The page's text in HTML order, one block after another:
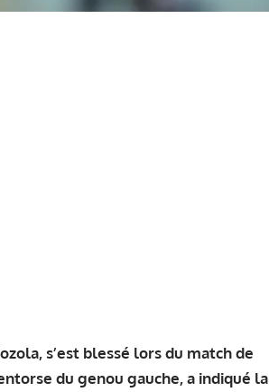
s’est blessé lors du match de
du genou gauche, a indiqué la